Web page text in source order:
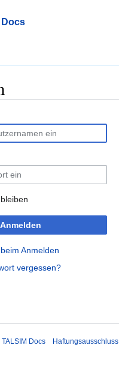
Docs
Anmelden
Anmelden
vergessen?
TALSIM Docs Haftungsausschluss